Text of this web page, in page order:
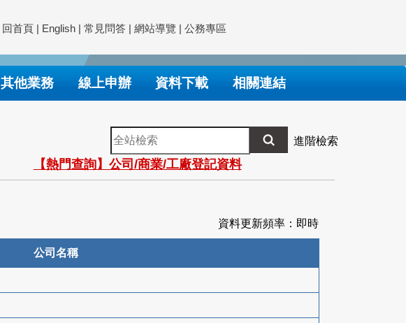
回首頁 | English | 常見問答 | 網站導覽 | 公務專區
其他業務 線上申辦 資料下載 相關連結
全
站
檢
索
進階檢索
【熱門查詢】公司/商業/工廠登記資料
資料更新頻率：即時
公司名稱